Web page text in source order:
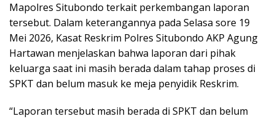
Mapolres Situbondo terkait perkembangan laporan
tersebut. Dalam keterangannya pada Selasa sore 19
Mei 2026, Kasat Reskrim Polres Situbondo AKP Agung
Hartawan menjelaskan bahwa laporan dari pihak
keluarga saat ini masih berada dalam tahap proses di
SPKT dan belum masuk ke meja penyidik Reskrim.
“Laporan tersebut masih berada di SPKT dan belum